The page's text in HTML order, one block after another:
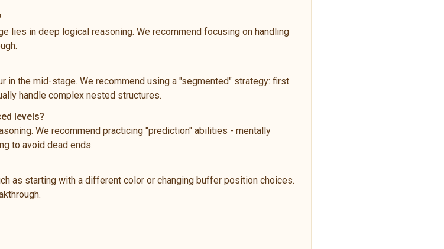
lies in deep logical reasoning. We recommend focusing on handling
in the mid-stage. We recommend using a "segmented" strategy: first
handle complex nested structures.
levels?
We recommend practicing "prediction" abilities - mentally
to avoid dead ends.
as starting with a different color or changing buffer position choices.